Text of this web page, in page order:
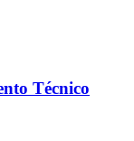
Técnico